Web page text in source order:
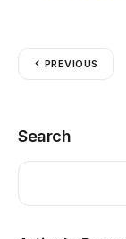
PREVIOUS
Search